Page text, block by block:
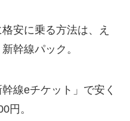
安に乗る方法は、え
幹線パック。
線eチケット」で安く
円。